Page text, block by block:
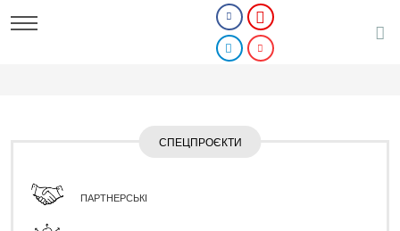
СПЕЦПРОЄКТИ
ПАРТНЕРСЬКІ